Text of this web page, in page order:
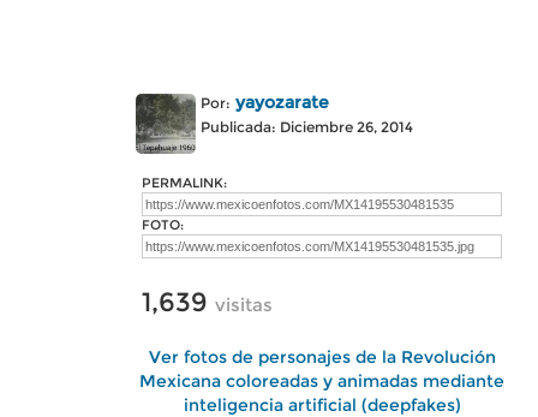
Por: yayozarate
Publicada: Diciembre 26, 2014
PERMALINK:
FOTO:
1,639 visitas
Ver fotos de personajes de la Revolución
Mexicana coloreadas y animadas mediante
inteligencia artificial (deepfakes)